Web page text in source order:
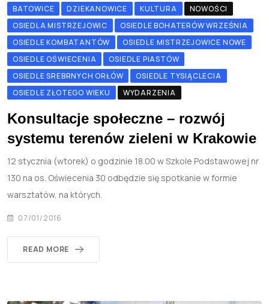
BATOWICE DZIEKANOWICE KULTURA
NOWOŚCI
OSIEDLA MISTRZEJOWIC
OSIEDLE BOHATERÓW WRZEŚNIA
OSIEDLE KOMBATANTÓW
OSIEDLE MISTRZEJOWICE NOWE
OSIEDLE OŚWIECENIA
OSIEDLE PIASTÓW
OSIEDLE SREBRNYCH ORŁÓW
OSIEDLE TYSIĄCLECIA
OSIEDLE ZŁOTEGO WIEKU
WYDARZENIA
Konsultacje społeczne – rozwój
systemu terenów zieleni w Krakowie
12 stycznia (wtorek) o godzinie 18.00 w Szkole Podstawowej nr
130 na os. Oświecenia 30 odbędzie się spotkanie w formie
warsztatów, na których.
07/01/2016
READ MORE